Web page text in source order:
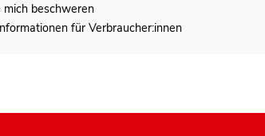
mich beschweren
für Verbraucher:innen